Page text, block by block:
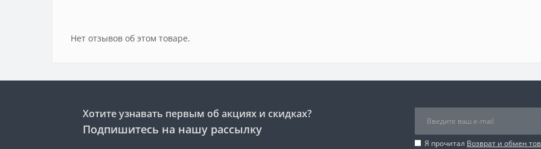
Нет отзывов об этом товаре.
Хотите узнавать первым об акциях и скидках?
Подпишитесь на нашу рассылку
Я прочитал Возврат и обмен